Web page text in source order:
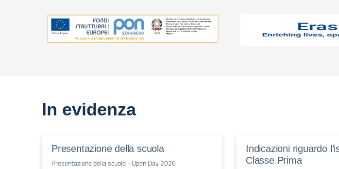
In evidenza
Presentazione della scuola
Presentazione della scuola - Open Day 2026
Indicazioni riguardo
Classe Prima